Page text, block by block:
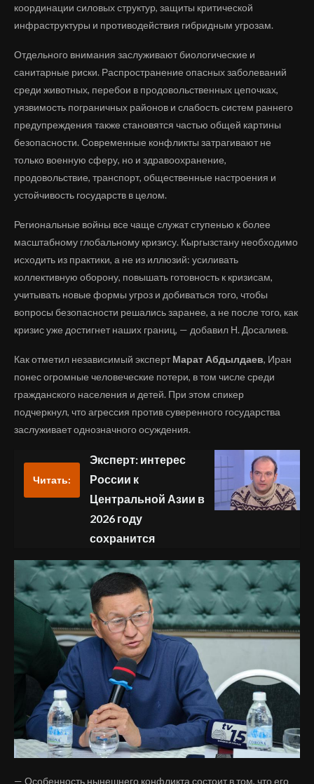
координации силовых структур, защиты критической
инфраструктуры и противодействия гибридным угрозам.
Отдельного внимания заслуживают биологические и
санитарные риски. Распространение опасных заболеваний
среди животных, перебои в продовольственных цепочках,
уязвимость пограничных районов и слабость систем раннего
предупреждения также становятся частью общей картины
безопасности. Современные конфликты затрагивают не
только военную сферу, но и здравоохранение,
продовольствие, транспорт, общественные настроения и
устойчивость государств в целом.
Региональные войны все чаще служат ступенью к более
масштабному глобальному кризису. Кыргызстану необходимо
исходить из практики, а не из иллюзий: усиливать
коллективную оборону, повышать готовность к кризисам,
учитывать новые формы угроз и добиваться того, чтобы
вопросы безопасности решались заранее, а не после того, как
кризис уже достигнет наших границ, — добавил Н. Досалиев.
Как отметил независимый экспертМарат Абдылдаев, Иран
понес огромные человеческие потери, в том числе среди
гражданского населения и детей. При этом спикер
подчеркнул, что агрессия против суверенного государства
заслуживает однозначного осуждения.
Читать:
Эксперт: интерес
России к
Центральной Азии в
2026 году
сохранится
— Особенность нынешнего конфликта состоит в том, что его